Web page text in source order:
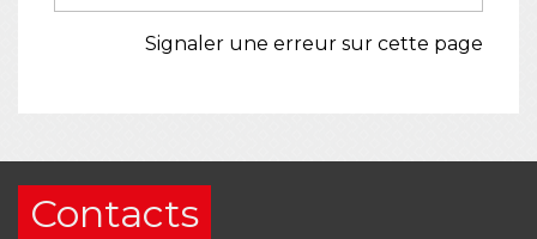
Signaler une erreur sur cette page
Contacts